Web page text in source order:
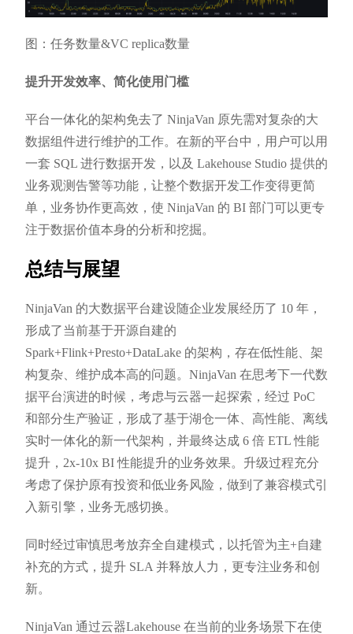
图：任务数量&VC replica数量
提升开发效率、简化使用门槛
平台一体化的架构免去了 NinjaVan 原先需对复杂的大
数据组件进行维护的工作。在新的平台中，用户可以用
一套 SQL 进行数据开发，以及 Lakehouse Studio 提供的
业务观测告警等功能，让整个数据开发工作变得更简
单，业务协作更高效，使 NinjaVan 的 BI 部门可以更专
注于数据价值本身的分析和挖掘。
总结与展望
NinjaVan 的大数据平台建设随企业发展经历了 10 年，
形成了当前基于开源自建的
Spark+Flink+Presto+DataLake 的架构，存在低性能、架
构复杂、维护成本高的问题。NinjaVan 在思考下一代数
据平台演进的时候，考虑与云器一起探索，经过 PoC
和部分生产验证，形成了基于湖仓一体、高性能、离线
实时一体化的新一代架构，并最终达成 6 倍 ETL 性能
提升，2x-10x BI 性能提升的业务效果。升级过程充分
考虑了保护原有投资和低业务风险，做到了兼容模式引
入新引擎，业务无感切换。
同时经过审慎思考放弃全自建模式，以托管为主+自建
补充的方式，提升 SLA 并释放人力，更专注业务和创
新。
NinjaVan 通过云器Lakehouse 在当前的业务场景下在使